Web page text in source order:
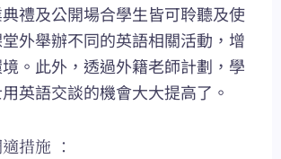
禮及公開場合學生皆可聆聽及使
外舉辦不同的英語相關活動，增
。此外，透過外籍老師計劃，學
英語交談的機會大大提高了。
措施 ：